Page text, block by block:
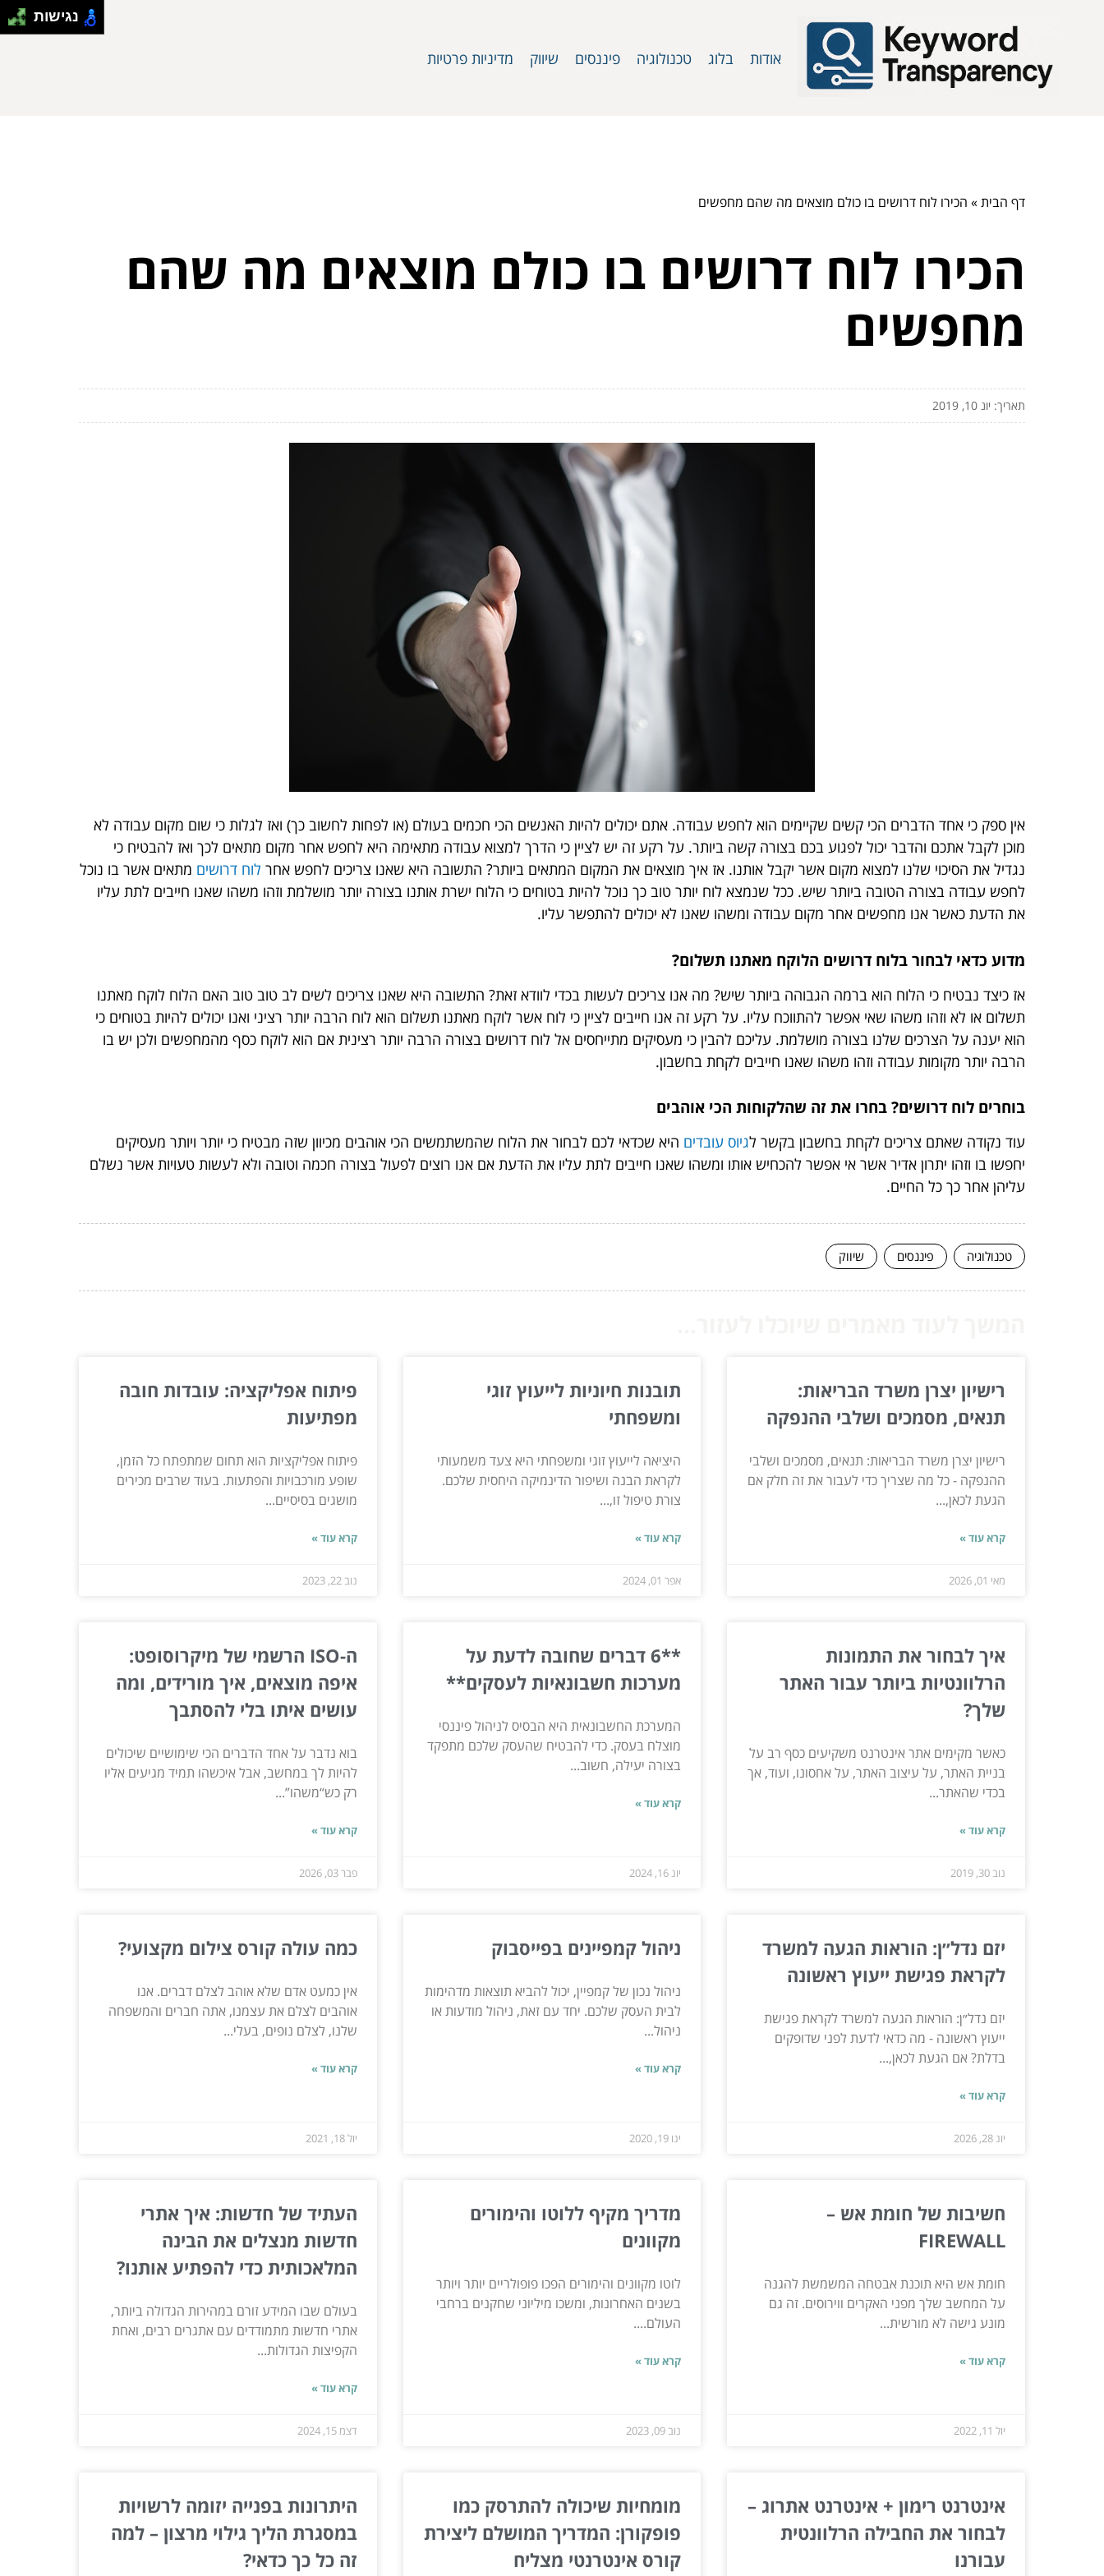
אודות בלוג טכנולוגיה פיננסים שיווק מדיניות פרטיות
דף הבית» הכירו לוח דרושים בו כולם מוצאים מה שהם מחפשים
הכירו לוח דרושים בו כולם מוצאים מה שהם
מחפשים
תאריך: יונ 10, 2019
אין ספק כי אחד הדברים הכי קשים שקיימים הוא לחפש עבודה. אתם יכולים להיות האנשים הכי חכמים בעולם (או לפחות לחשוב כך) ואז לגלות כי שום מקום עבודה לא
מוכן לקבל אתכם והדבר יכול לפגוע בכם בצורה קשה ביותר. על רקע זה יש לציין כי הדרך למצוא עבודה מתאימה היא לחפש אחר מקום מתאים לכך ואז להבטיח כי
נגדיל את הסיכוי שלנו למצוא מקום אשר יקבל אותנו. אז איך מוצאים את המקום המתאים ביותר? התשובה היא שאנו צריכים לחפש אחר לוח דרושים מתאים אשר בו נוכל
לחפש עבודה בצורה הטובה ביותר שיש. ככל שנמצא לוח יותר טוב כך נוכל להיות בטוחים כי הלוח ישרת אותנו בצורה יותר מושלמת וזהו משהו שאנו חייבים לתת עליו
את הדעת כאשר אנו מחפשים אחר מקום עבודה ומשהו שאנו לא יכולים להתפשר עליו.
מדוע כדאי לבחור בלוח דרושים הלוקח מאתנו תשלום?
אז כיצד נבטיח כי הלוח הוא ברמה הגבוהה ביותר שיש? מה אנו צריכים לעשות בכדי לוודא זאת? התשובה היא שאנו צריכים לשים לב טוב טוב האם הלוח לוקח מאתנו
תשלום או לא וזהו משהו שאי אפשר להתווכח עליו. על רקע זה אנו חייבים לציין כי לוח אשר לוקח מאתנו תשלום הוא לוח הרבה יותר רציני ואנו יכולים להיות בטוחים כי
הוא יענה על הצרכים שלנו בצורה מושלמת. עליכם להבין כי מעסיקים מתייחסים אל לוח דרושים בצורה הרבה יותר רצינית אם הוא לוקח כסף מהמחפשים ולכן יש בו
הרבה יותר מקומות עבודה וזהו משהו שאנו חייבים לקחת בחשבון.
בוחרים לוח דרושים? בחרו את זה שהלקוחות הכי אוהבים
עוד נקודה שאתם צריכים לקחת בחשבון בקשר לגיוס עובדים היא שכדאי לכם לבחור את הלוח שהמשתמשים הכי אוהבים מכיוון שזה מבטיח כי יותר ויותר מעסיקים
יחפשו בו וזהו יתרון אדיר אשר אי אפשר להכחיש אותו ומשהו שאנו חייבים לתת עליו את הדעת אם אנו רוצים לפעול בצורה חכמה וטובה ולא לעשות טעויות אשר נשלם
עליהן אחר כך כל החיים.
טכנולוגיה פיננסים שיווק
רישיון יצרן משרד הבריאות:
תנאים, מסמכים ושלבי ההנפקה
רישיון יצרן משרד הבריאות: תנאים, מסמכים ושלבי
ההנפקה - כל מה שצריך כדי לעבור את זה חלק אם
הגעת לכאן,...
קרא עוד »
מאי 01, 2026
תובנות חיוניות לייעוץ זוגי
ומשפחתי
היציאה לייעוץ זוגי ומשפחתי היא צעד משמעותי
לקראת הבנה ושיפור הדינמיקה היחסית שלכם.
צורת טיפול זו,...
קרא עוד »
אפר 01, 2024
פיתוח אפליקציה: עובדות חובה
מפתיעות
פיתוח אפליקציות הוא תחום שמתפתח כל הזמן,
שופע מורכבויות והפתעות. בעוד שרבים מכירים
מושגים בסיסיים...
קרא עוד »
נוב 22, 2023
איך לבחור את התמונות
הרלוונטיות ביותר עבור האתר
שלך?
כאשר מקימים אתר אינטרנט משקיעים כסף רב על
בניית האתר, על עיצוב האתר, על אחסונו, ועוד, אך
בכדי שהאתר...
קרא עוד »
נוב 30, 2019
**6 דברים שחובה לדעת על
מערכות חשבונאיות לעסקים**
המערכת החשבונאית היא הבסיס לניהול פיננסי
מוצלח בעסק. כדי להבטיח שהעסק שלכם מתפקד
בצורה יעילה, חשוב...
קרא עוד »
יונ 16, 2024
ה-ISO הרשמי של מיקרוסופט:
איפה מוצאים, איך מורידים, ומה
עושים איתו בלי להסתבך
בוא נדבר על אחד הדברים הכי שימושיים שיכולים
להיות לך במחשב, אבל איכשהו תמיד מגיעים אליו
רק כש“משהו”...
קרא עוד »
פבר 03, 2026
יזם נדל״ן: הוראות הגעה למשרד
לקראת פגישת ייעוץ ראשונה
יזם נדל״ן: הוראות הגעה למשרד לקראת פגישת
ייעוץ ראשונה - מה כדאי לדעת לפני שדופקים
בדלת? אם הגעת לכאן,...
קרא עוד »
יונ 28, 2026
ניהול קמפיינים בפייסבוק
ניהול נכון של קמפיין, יכול להביא תוצאות מדהימות
לבית העסק שלכם. יחד עם זאת, ניהול מודעות או
ניהול...
קרא עוד »
ינו 19, 2020
כמה עולה קורס צילום מקצועי?
אין כמעט אדם שלא אוהב לצלם דברים. אנו
אוהבים לצלם את עצמנו, אתה חברים והמשפחה
שלנו, לצלם נופים, בעלי...
קרא עוד »
יול 18, 2021
חשיבות של חומת אש –
FIREWALL
חומת אש היא תוכנת אבטחה המשמשת להגנה
על המחשב שלך מפני האקרים ווירוסים. זה גם
מונע גישה לא מורשית...
קרא עוד »
יול 11, 2022
מדריך מקיף ללוטו והימורים
מקוונים
לוטו מקוונים והימורים הפכו פופולריים יותר ויותר
בשנים האחרונות, ומשכו מיליוני שחקנים ברחבי
העולם....
קרא עוד »
נוב 09, 2023
העתיד של חדשות: איך אתרי
חדשות מנצלים את הבינה
המלאכותית כדי להפתיע אותנו?
בעולם שבו המידע זורם במהירות הגדולה ביותר,
אתרי חדשות מתמודדים עם אתגרים רבים, ואחת
הקפיצות הגדולות...
קרא עוד »
דצמ 15, 2024
אינטרנט רימון + אינטרנט אתרוג –
לבחור את החבילה הרלוונטית
עבורנו
מומחיות שיכולה להתרסק כמו
פופקורן: המדריך המושלם ליצירת
קורס אינטרנטי מצליח
היתרונות בפנייה יזומה לרשויות
במסגרת הליך גילוי מרצון – למה
זה כל כך כדאי?
נגישות